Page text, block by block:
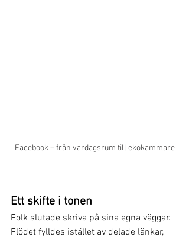
Facebook – från vardagsrum till ekokammare
Ett skifte i tonen
Folk slutade skriva på sina egna väggar.
Flödet fylldes istället av delade länkar,